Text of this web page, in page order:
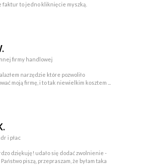
faktur to jedno kliknięcie myszką.
firmy handlowej
narzędzie które pozwoliło
moją firmę, i to tak niewielkim kosztem ...
i płac
dziękuję! udało się dodać zwolnienie -
piszą, przepraszam, że byłam taka